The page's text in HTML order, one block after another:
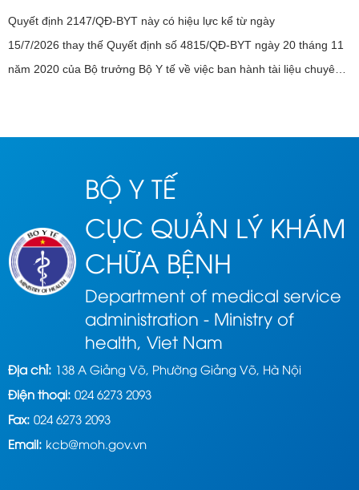
Quyết định 2147/QĐ-BYT này có hiệu lực kể từ ngày
15/7/2026 thay thế Quyết định số 4815/QĐ-BYT ngày 20 tháng 11
năm 2020 của Bộ trưởng Bộ Y tế về việc ban hành tài liệu chuyên
BỘ Y TẾ
CỤC QUẢN LÝ KHÁM
CHỮA BỆNH
Department of medical service
administration - Ministry of
health, Viet Nam
Địa chỉ: 138 A Giảng Võ, Phường Giảng Võ, Hà Nội
Điện thoại: 024 6273 2093
Fax: 024 6273 2093
Email: kcb@moh.gov.vn